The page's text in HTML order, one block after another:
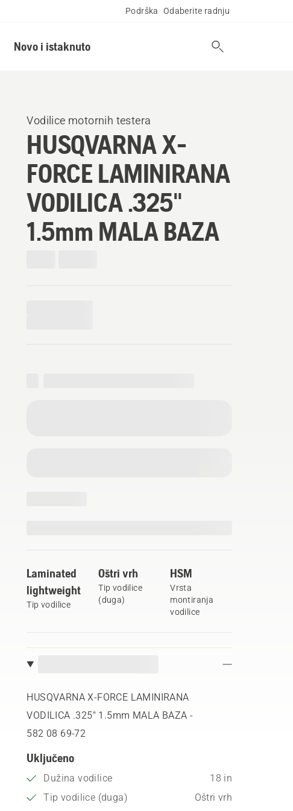
Podrška Odaberite radnju
Novo i istaknuto
Vodilice motornih testera
HUSQVARNA X-
FORCE LAMINIRANA
VODILICA .325"
1.5mm MALA BAZA
Laminated
lightweight
Tip vodilice
Oštri vrh
Tip vodilice
(duga)
HSM
Vrsta
montiranja
vodilice
HUSQVARNA X-FORCE LAMINIRANA
VODILICA .325" 1.5mm MALA BAZA -
582 08 69‑72
Uključeno
Dužina vodilice
18 in
Tip vodilice (duga)
Oštri vrh